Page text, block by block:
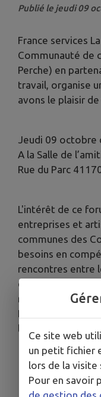
Publié le jeudi 09
France services
Communauté de
Perche) en
travail, organise
avons le plaisir
Jeudi 09 octobre
A la Salle de
Rue du Parc
L'intérêt de ce
entreprises et
communes des
besoins en
rencontres entre
en recherche
réorienter.
Les partenaires
la mobilité seront
Télécharger la
Ce site web
un petit fichier
lors de la visite
Pour en savoir
de gestion des